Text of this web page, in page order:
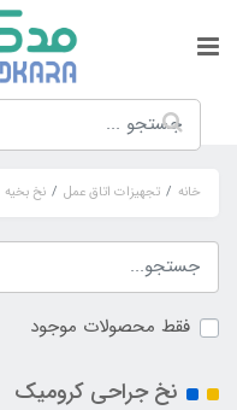
خانه تجهیزات اتاق عمل نخ بخیه
فقط محصولات موجود
نخ جراحی کرومیک